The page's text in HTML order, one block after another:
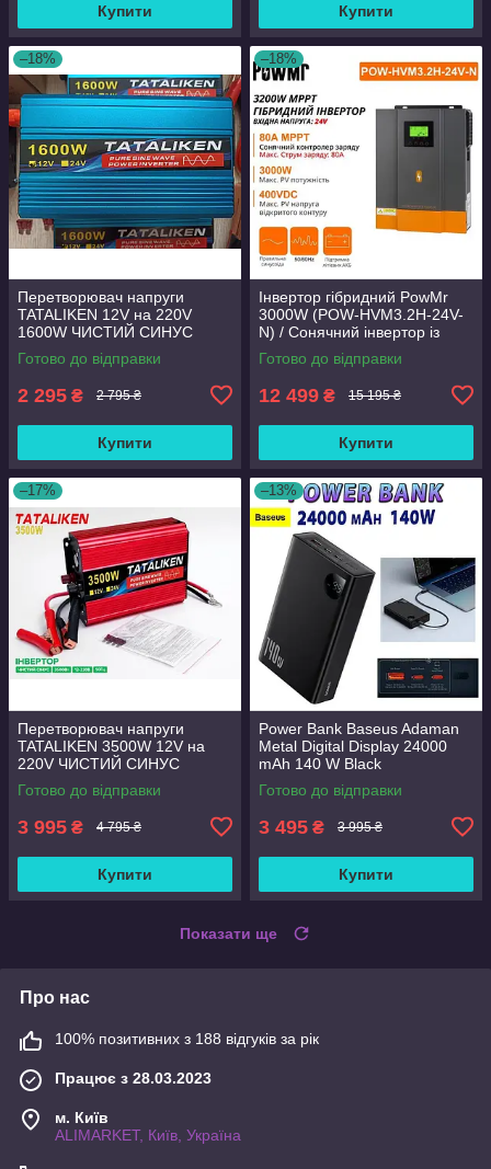
Купити Купити
–18%
Перетворювач напруги
TATALIKEN 12V на 220V
1600W ЧИСТИЙ СИНУС
ІНВЕРТОР
Готово до відправки
2 295 ₴ 2 795 ₴
Купити
–18%
Інвертор гібридний PowMr
3000W (POW-HVM3.2H-24V-
N) / Сонячний інвертор із
чистою синусоїдою
Готово до відправки
12 499 ₴ 15 195 ₴
Купити
–17%
Перетворювач напруги
TATALIKEN 3500W 12V на
220V ЧИСТИЙ СИНУС
ІНВЕРТОР
Готово до відправки
3 995 ₴ 4 795 ₴
Купити
–13%
Power Bank Baseus Adaman
Metal Digital Display 24000
mAh 140 W Black
P10021508113-00 для
ноутбука
Готово до відправки
3 495 ₴ 3 995 ₴
Купити
Показати ще
Про нас
100% позитивних з 188 відгуків за рік
Працює з 28.03.2023
м. Київ
ALIMARKET, Київ, Україна